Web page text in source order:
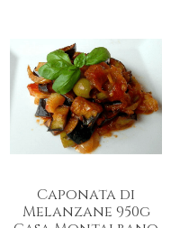
Caponata di
Melanzane 950g